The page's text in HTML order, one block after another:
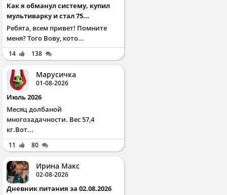
Как я обманул систему, купил
мультиварку и стал 75...
Ребята, всем привет! Помните
меня? Того Вову, кото...
14 138
Марусичка
01-08-2026
Июль 2026
Месяц долбаной
многозадачности. Вес 57,4
кг.Вот...
11 80
Ирина Макс
02-08-2026
Дневник питания за 02.08.2026